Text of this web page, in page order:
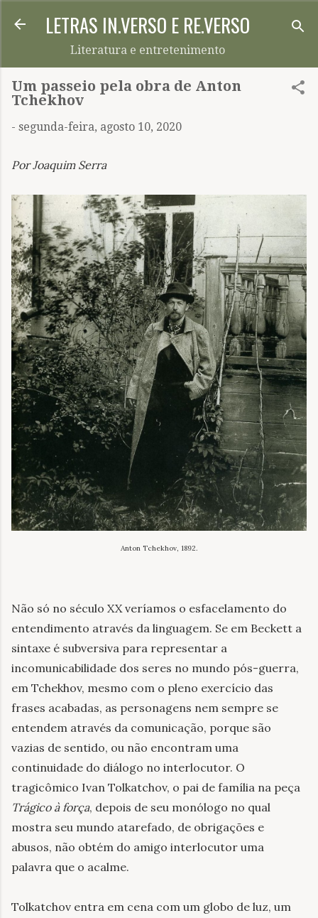
Pular para o conteúdo principal
LETRAS IN.VERSO E RE.VERSO
Literatura e entretenimento
Um passeio pela obra de Anton
Tchekhov
- segunda-feira, agosto 10, 2020
Por Joaquim Serra
Anton Tchekhov, 1892.
Não só no século XX veríamos o esfacelamento do
entendimento através da linguagem. Se em Beckett a
sintaxe é subversiva para representar a
incomunicabilidade dos seres no mundo pós-guerra,
em Tchekhov, mesmo com o pleno exercício das
frases acabadas, as personagens nem sempre se
entendem através da comunicação, porque são
vazias de sentido, ou não encontram uma
continuidade do diálogo no interlocutor. O
tragicômico Ivan Tolkatchov, o pai de família na peça
Trágico à força, depois de seu monólogo no qual
mostra seu mundo atarefado, de obrigações e
abusos, não obtém do amigo interlocutor uma
palavra que o acalme.
Tolkatchov entra em cena com um globo de luz, um